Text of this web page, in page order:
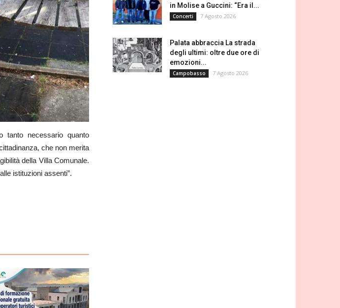
tanto necessario quanto
che non merita
della Villa Comunale.
istituzioni assenti”.
in Molise a Guccini: “Era il...
Concerti 7 Agosto 2026
Palata abbraccia La strada
degli ultimi: oltre due ore di
emozioni...
Campobasso 7 Agosto 2026